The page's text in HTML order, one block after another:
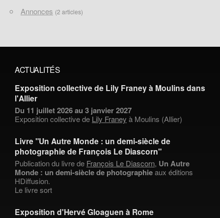
Annonces (2 articles)
ACTUALITÉS
Exposition collective de Lily Franey à Moulins dans
l'Allier
Du 11 juillet 2026 au 3 janvier 2027
Exposition collective de Lily Franey à Moulins (Allier)
Livre "Un Autre Monde : un demi-siècle de
photographie de François Le Diascorn"
Publication du livre de François Le Diascorn, Un Autre
Monde : un demi-siècle de photographieaux éditions
HDiffusion.
Le livre sort
Exposition d'Hervé Gloaguen à Rome